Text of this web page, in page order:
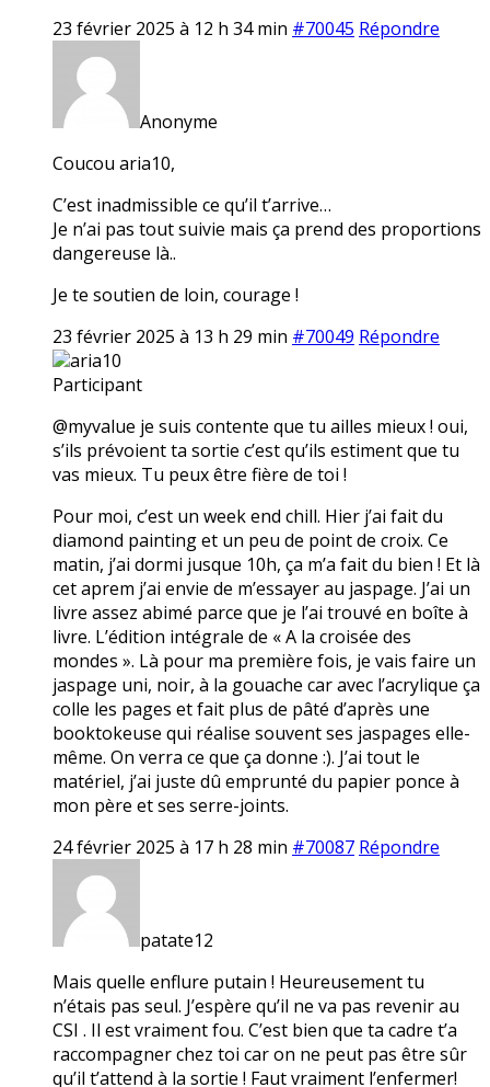
23 février 2025 à 12 h 34 min #70045 Répondre
Anonyme
Coucou aria10,
C’est inadmissible ce qu’il t’arrive…
Je n’ai pas tout suivie mais ça prend des proportions
dangereuse là..
Je te soutien de loin, courage !
23 février 2025 à 13 h 29 min #70049 Répondre
aria10
Participant
@myvalue je suis contente que tu ailles mieux ! oui,
s’ils prévoient ta sortie c’est qu’ils estiment que tu
vas mieux. Tu peux être fière de toi !
Pour moi, c’est un week end chill. Hier j’ai fait du
diamond painting et un peu de point de croix. Ce
matin, j’ai dormi jusque 10h, ça m’a fait du bien ! Et là
cet aprem j’ai envie de m’essayer au jaspage. J’ai un
livre assez abimé parce que je l’ai trouvé en boîte à
livre. L’édition intégrale de « A la croisée des
mondes ». Là pour ma première fois, je vais faire un
jaspage uni, noir, à la gouache car avec l’acrylique ça
colle les pages et fait plus de pâté d’après une
booktokeuse qui réalise souvent ses jaspages elle-
même. On verra ce que ça donne :). J’ai tout le
matériel, j’ai juste dû emprunté du papier ponce à
mon père et ses serre-joints.
24 février 2025 à 17 h 28 min #70087 Répondre
patate12
Mais quelle enflure putain ! Heureusement tu
n’étais pas seul. J’espère qu’il ne va pas revenir au
CSI . Il est vraiment fou. C’est bien que ta cadre t’a
raccompagner chez toi car on ne peut pas être sûr
qu’il t’attend à la sortie ! Faut vraiment l’enfermer!